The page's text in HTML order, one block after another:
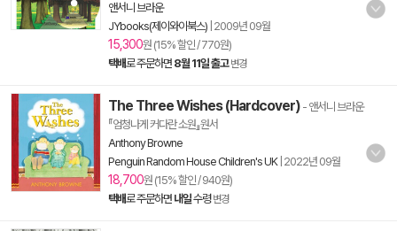
앤서니 브라운
JYbooks(제이와이북스) 2009년 09월
15,300원 (15% 할인 / 770원)
택배로 주문하면 8월 11일 출고 변경
The Three Wishes (Hardcover) - 앤서니 브라운
『엄청나게 커다란 소원』원서
Anthony Browne
Penguin Random House Children's UK| 2022년 09월
18,700원 (15% 할인 / 940원)
택배로 주문하면 내일수령 변경